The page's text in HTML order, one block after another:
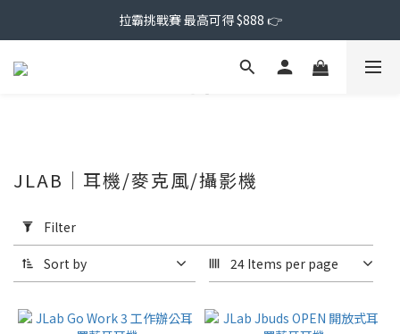
拉霸挑戰賽 最高可得 $888 👉
Filter
(0/20)
Range
JLAB｜耳機/麥克風/攝影機
Filter
Sort by 24 Items per page